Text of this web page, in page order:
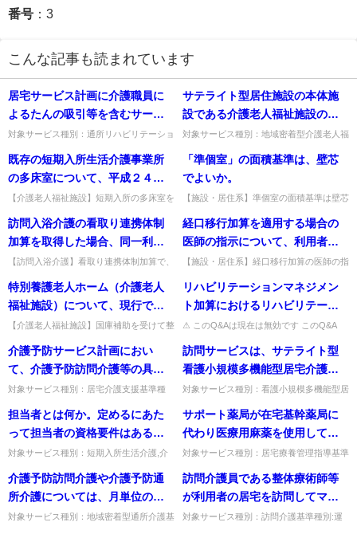
番号 ：3
こんな記事も読まれています
居宅サービス計画に介護職員に
よるたんの吸引等を含むサービ
スを位置付ける際の留意点は何
対象サービス種別：通所リハビリテーショ
応型通所介護,短期入所生活介護,短期入所
療養介護,福祉用具貸...
サテライト型居住施設の本体施
設である介護老人福祉施設の人
員墓準において、本体施設の入
所者数とサテライト型居住施設
て算出するとは、具体的にはど
のように行うのか。
対象サービス種別：地域密着型介護老人福
居住施設」質問サテライト型居住施設の本
体施設である介護老人福祉施...
既存の短期入所生活介護事業所
の多床室について、平成２４年
４月１日以降に、併設する介護
老人福祉施設の多床室に変更し
た場合は、新設の介護老人福祉
施設の多床室として介護報酬を
算定することとなるのか。
【介護老人福祉施設】短期入所の多床室を
多床室として算定するのか。大規模改築を
伴わなければ既存の多床室と...
「準個室」の面積基準は、壁芯
でよいか。
【施設・居住系】準個室の面積基準は壁芯
出典：平成17年10月改定関係Q&A 問
20。...
訪問入浴介護の看取り連携体制
加算を取得した場合、同一利用
者が同一時間帯に訪問入浴介護
と訪問看護を利用できるか。
【訪問入浴介護】看取り連携体制加算で、
訪問看護を利用できるか。日時調整は医療
的ケアのための想定で、同一...
経口移行加算を適用する場合の
医師の指示について、利用者の
主治医及び施設の配置医師のい
いか。
【施設・居住系】経口移行加算の医師の指
配置医師の判断を原則とし、必要に応じ主
治医から情報提供を受ける。...
特別養護老人ホーム（介護老人
福祉施設）について、現行では
国庫補助を受けて整備した居室
は特別な室料を徴収できないと
されているが、10月以降はどう
【介護老人福祉施設】国庫補助を受けて整
室料を徴収できるか。運営基準等の見直し
により、公的助成による個室...
リハビリテーションマネジメン
ト加算におけるリハビリテーシ
ョン会議の構成員である医師の
参加については、テレビ電話等
情報通信機器を使用しても差し
支えないとされているが、テレ
ビ電話等情報通信機器を使用す
る際の留意点は何か。
⚠ このQ&Aは現在は無効です このQ&A
となっています（処遇改善加算など、要件
が変更さ...
介護予防サービス計画におい
て、介護予防訪問介護等の具体
的な回数やサービス提供日、サ
ービス提供時間を設定する場
合、介護予防プランの様式のど
の部分に記載すればよいのか。
対象サービス種別：居宅介護支援基準種
ラン）」質問介護予防サービス計画におい
て、介護予防訪問介護等の具体...
訪問サービスは、サテライト型
看護小規模多機能型居宅介護事
業所及びその本体事業所である
看護小規模多機能型居宅介護事
業所の利用者に対し、それぞれ
の職員によりサービスを行わな
いといけないか。
対象サービス種別：看護小規模多機能型居
看護小規模多機能型居宅介護事業所」質問
訪問サービスは、サテライト...
担当者とは何か。定めるにあた
って担当者の資格要件はある
か。
対象サービス種別：短期入所生活介護,介
酬「若年性認知症利用者受入加算」質問担
当者とは何か。定めるにあた...
サポート薬局が在宅基幹薬局に
代わり医療用麻薬を使用してい
る利用者の居宅療養管理指導を
実施する場合は、在宅基幹薬局
及びサポート薬局のいずれの薬
局も麻薬小売業の免許を取得し
ていなければならないのか。
対象サービス種別：居宅療養管理指導基準
サポート薬局が在宅基幹薬局に代わり医療
用麻薬を使用している利用者...
介護予防訪問介護や介護予防通
所介護については、月単位の定
額制とされているが、複数の事
対象サービス種別：地域密着型通所介護基
訪問介護員である整体療術師等
が利用者の居宅を訪問してマッ
サージを行った場合、身体介護
対象サービス種別：訪問介護基準種別:運